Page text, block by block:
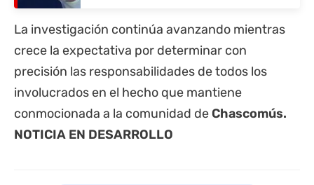
La investigación continúa avanzando mientras
crece la expectativa por determinar con
precisión las responsabilidades de todos los
involucrados en el hecho que mantiene
conmocionada a la comunidad de Chascomús.
NOTICIA EN DESARROLLO